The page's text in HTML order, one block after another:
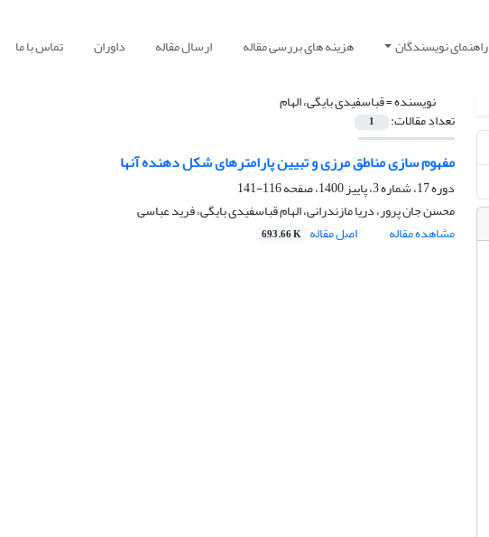
راهنمای نویسندگان هزینه های بررسی مقاله ارسال مقاله داوران تماس با ما
نویسنده =قباسفیدی بایگی، الهام
تعداد مقالات: 1
مفهوم سازی مناطق مرزی و تبیین پارامترهای شکل دهنده آنها
دوره 17، شماره 3، پاییز 1400، صفحه
116-141
محسن جان پرور، دریا مازندرانی، الهام قباسفیدی بایگی، فرید عباسی
مشاهده مقاله
اصل مقاله 693.66 K